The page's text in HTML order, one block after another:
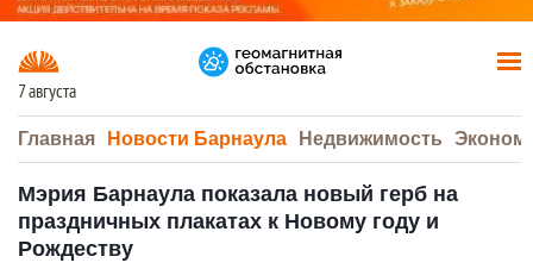
7 августа
Главная Новости Барнаула Недвижимость
Мэрия Барнаула показала новый герб на
праздничных плакатах к Новому году и
Рождеству